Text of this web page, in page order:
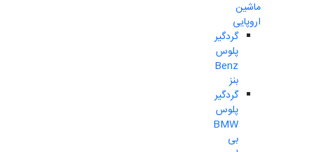
ماشین
اروپایی
گردگیر
پلوس
Benz
بنز
گردگیر
پلوس
BMW
بی